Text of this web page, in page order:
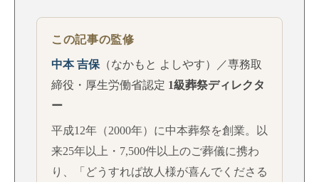
この記事の監修
中本 吉保 （なかもと よしやす）／専務取
締役・厚生労働省認定 1級葬祭ディレクタ
ー
平成12年（2000年）に中本葬祭を創業。以
来25年以上・7,500件以上のご葬儀に携わ
り、「どうすれば故人様が喜んでくださる